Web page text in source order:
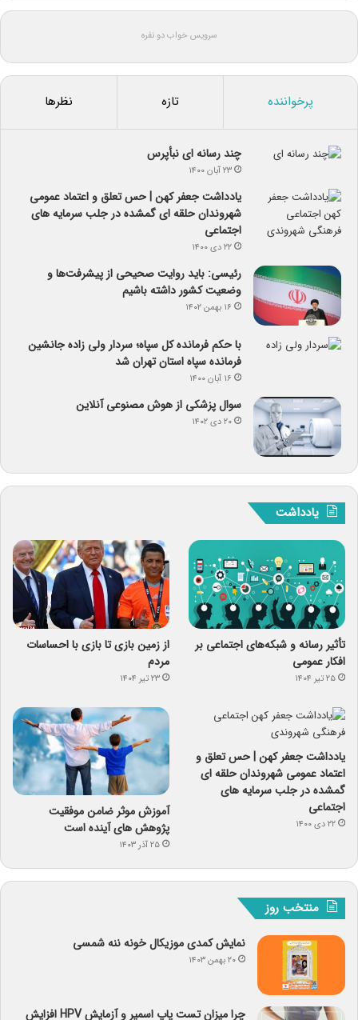
سرویس خواب دو نفره
پرخواننده تازه نظرها
چند رسانه ای نبأپرس
۲۳ آبان ۱۴۰۰
یادداشت جعفر کهن | حس تعلق و اعتماد عمومی
شهروندان حلقه ای گمشده در جلب سرمایه های
اجتماعی
۲۲ دی ۱۴۰۰
رئیسی: باید روایت صحیحی از پیشرفت‌ها و
وضعیت کشور داشته باشیم
۱۶ بهمن ۱۴۰۲
با حکم فرمانده کل سپاه؛ سردار ولی زاده جانشین
فرمانده سپاه استان تهران شد
۱۶ آبان ۱۴۰۰
سوال پزشکی از هوش مصنوعی آنلاین
۲۰ دی ۱۴۰۲
یادداشت
تأثیر رسانه و شبکه‌های اجتماعی بر
افکار عمومی
۲۵ تیر ۱۴۰۴
از زمین بازی تا بازی با احساسات
مردم
۲۳ تیر ۱۴۰۴
یادداشت جعفر کهن | حس تعلق و
اعتماد عمومی شهروندان حلقه ای
گمشده در جلب سرمایه های
اجتماعی
۲۲ دی ۱۴۰۰
آموزش موثر ضامن موفقیت
پژوهش های آینده است
۲۵ آذر ۱۴۰۳
منتخب روز
نمایش کمدی موزیکال خونه ننه شمسی
۲۰ بهمن ۱۴۰۳
چرا میزان تست پاپ اسمیر و آزمایش HPV افزایش